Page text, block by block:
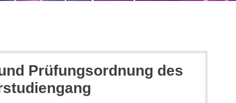
Prüfungsordnung des